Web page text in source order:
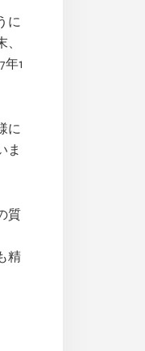
に
、
年1
に
ま
質
精